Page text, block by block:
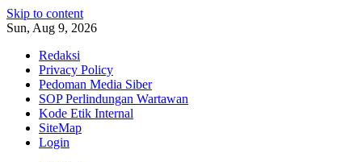
Skip to content
Sun, Aug 9, 2026
Redaksi
Privacy Policy
Pedoman Media Siber
SOP Perlindungan Wartawan
Kode Etik Internal
SiteMap
Login